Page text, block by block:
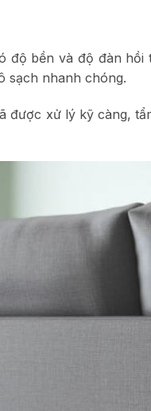
độ bền và độ đàn
sạch nhanh chóng.
được xử lý kỹ càng,